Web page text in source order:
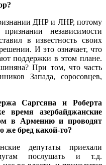
ДНР и ЛНР, потому
независимости
в известность своих
И это означает, что
поддержки в этом плане.
При том, что часть
Запада, соросовцев,
Саргсяна и Роберта
азербайджанские
в Армению и проводят
же бред какой-то?
депутаты приехали
послушать и т.д.